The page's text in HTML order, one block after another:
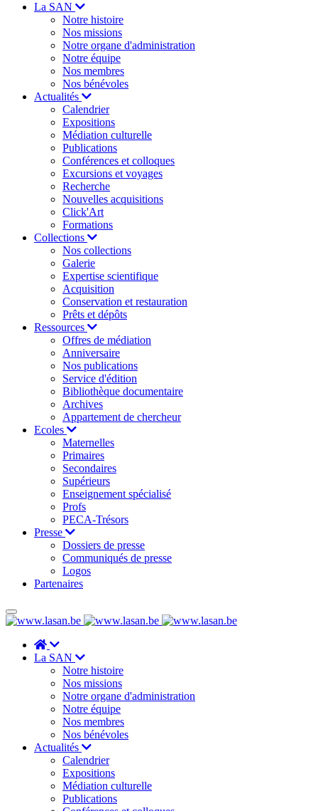
La SAN
Notre histoire
Nos missions
Notre organe d'administration
Notre équipe
Nos membres
Nos bénévoles
Actualités
Calendrier
Expositions
Médiation culturelle
Publications
Conférences et colloques
Excursions et voyages
Recherche
Nouvelles acquisitions
Click'Art
Formations
Collections
Nos collections
Galerie
Expertise scientifique
Acquisition
Conservation et restauration
Prêts et dépôts
Ressources
Offres de médiation
Anniversaire
Nos publications
Service d'édition
Bibliothèque documentaire
Archives
Appartement de chercheur
Ecoles
Maternelles
Primaires
Secondaires
Supérieurs
Enseignement spécialisé
Profs
PECA-Trésors
Presse
Dossiers de presse
Communiqués de presse
Logos
Partenaires
La SAN
Notre histoire
Nos missions
Notre organe d'administration
Notre équipe
Nos membres
Nos bénévoles
Actualités
Calendrier
Expositions
Médiation culturelle
Publications